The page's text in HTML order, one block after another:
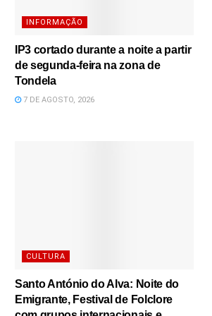
INFORMAÇÃO
IP3 cortado durante a noite a partir
de segunda-feira na zona de
Tondela
7 DE AGOSTO, 2026
CULTURA
Santo António do Alva: Noite do
Emigrante, Festival de Folclore